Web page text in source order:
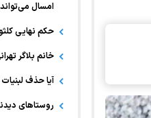
امسال
حکم نهایی
خانم بلاگر
آیا حذف
روستاهای